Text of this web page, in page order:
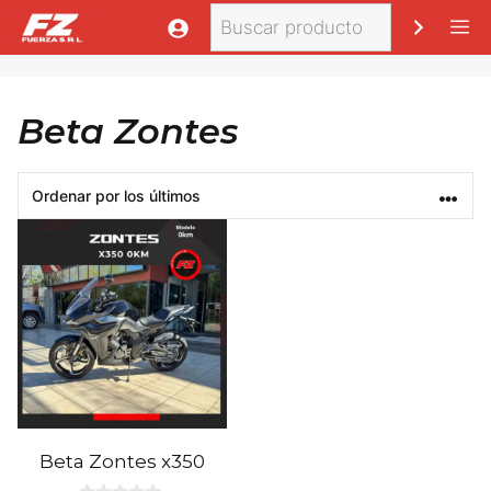
Saltar
al
Buscar
Beta Zontes
Beta Zontes x350